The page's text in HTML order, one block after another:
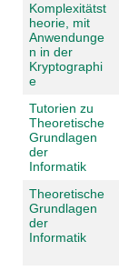
Komplexitätst
heorie, mit
Anwendunge
n in der
Kryptographi
e
Tutorien zu
Theoretische
Grundlagen
der
Informatik
Theoretische
Grundlagen
der
Informatik